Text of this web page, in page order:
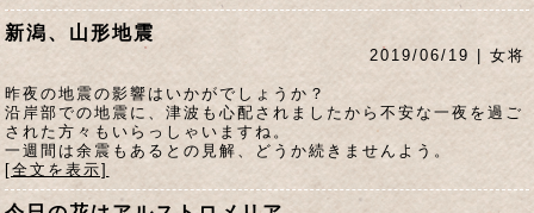
新潟、山形地震
2019/06/19 | 女将
昨夜の地震の影響はいかがでしょうか？
沿岸部での地震に、津波も心配されましたから不安な一夜を過ご
された方々もいらっしゃいますね。
一週間は余震もあるとの見解、どうか続きませんよう。
[全文を表示]